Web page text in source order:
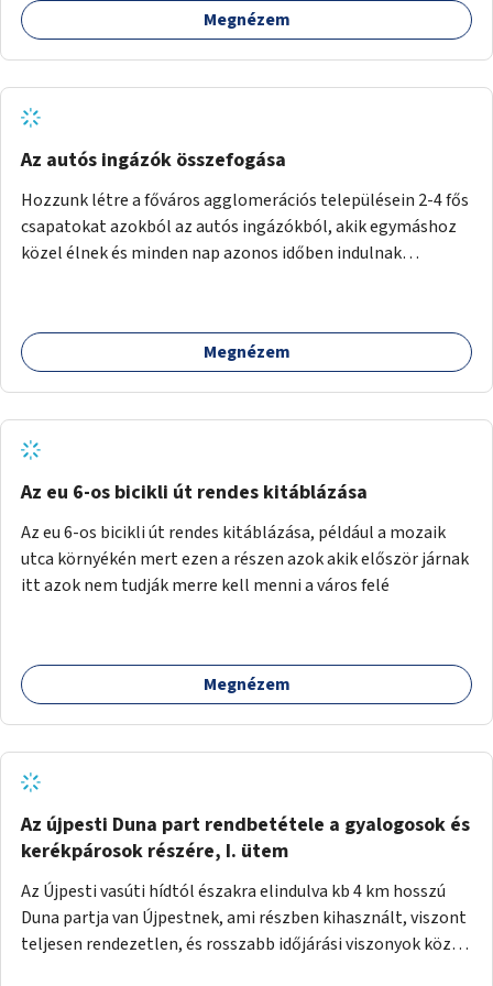
Megnézem
Az autós ingázók összefogása
Hozzunk létre a főváros agglomerációs településein 2-4 fős
csapatokat azokból az autós ingázókból, akik egymáshoz
közel élnek és minden nap azonos időben indulnak
jutnak el a munkahelyre. Délután ugyanitt találkoznak és az
aznapra kijelölt valamelyik szállító autóján hazamennek. A
csoportok tevékenységét (kijelöli a szállítókat), végzi az
adminisztrációt. A településeken az ingázók
szervezkedésének lehetőségét óriásplakáton lehetne
jelentkezésre egy webapp szolgál. Feladatok
(finanszírozás): Marketing: óriásplakátok, weblap, rádió és
TV interjúk, stb. Weblap készítése Mobitelefonos
Megnézem
Az eu 6-os bicikli út rendes kitáblázása
Az eu 6-os bicikli út rendes kitáblázása, például a mozaik
utca környékén mert ezen a részen azok akik először járnak
itt azok nem tudják merre kell menni a város felé
Megnézem
Az újpesti Duna part rendbetétele a gyalogosok és
kerékpárosok részére, I. ütem
Az Újpesti vasúti hídtól északra elindulva kb 4 km hosszú
Duna partja van Újpestnek, ami részben kihasznált, viszont
teljesen rendezetlen, és rosszabb időjárási viszonyok közt